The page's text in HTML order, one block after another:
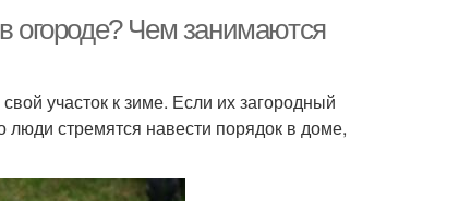
огороде? Чем занимаются
участок к зиме. Если их загородный
люди стремятся навести порядок в доме,